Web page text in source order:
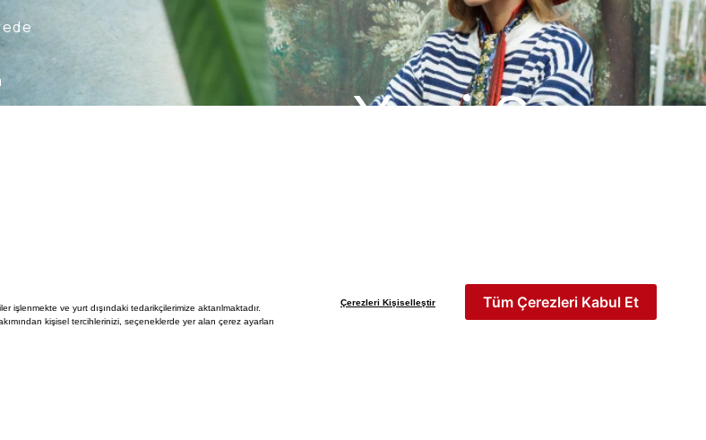
Yeni Sezon
işlenmekte ve yurt dışındaki tedarikçilerimize aktarılmaktadır.
kişisel tercihlerinizi, seçeneklerde yer alan çerez ayarları
Çerezleri Kişiselleştir Tüm Çerezleri Kabul Et